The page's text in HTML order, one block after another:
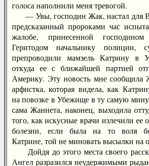
голоса наполнили меня тревогой.
— Увы, господин Жак, настал для
предсказанный пророками час
жалобе, принесенной
Геритодом начальнику полиции,
препроводили мамзель Катрину в
откуда ее с ближайшей партией
Америку. Эту новость мне сообщила
арфистка, которая видела, как
на повозке в Убежище в ту самую
сама Жаннета, наконец, выходила
того, как искусные врачи излечили ее
болезни, если была на то воля
Катрине, той не миновать высылки на
Дойдя до этого места своего
Ангел разразился неудержимыми